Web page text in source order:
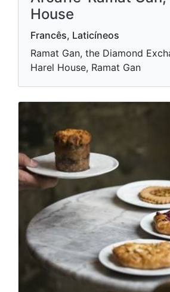
House
Francês, Laticíneos
Ramat Gan, the Diamond
Harel House, Ramat Gan